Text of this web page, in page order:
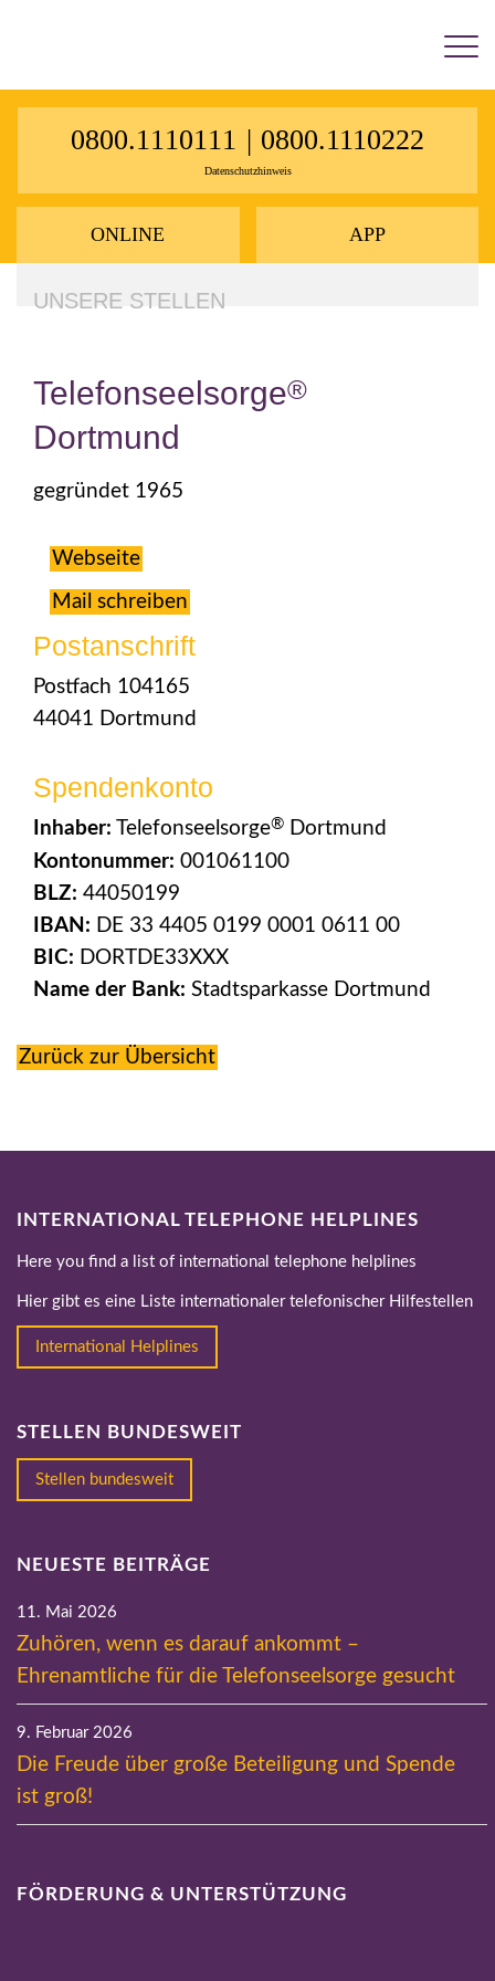
0800.1110111 | 0800.1110222
Datenschutzhinweis
ONLINE APP
UNSERE STELLEN
Telefonseelsorge®
Dortmund
gegründet 1965
Webseite
Mail schreiben
Postanschrift
Postfach 104165
44041 Dortmund
Spendenkonto
Inhaber: Telefonseelsorge® Dortmund
Kontonummer: 001061100
BLZ: 44050199
IBAN: DE 33 4405 0199 0001 0611 00
BIC: DORTDE33XXX
Name der Bank: Stadtsparkasse Dortmund
Zurück zur Übersicht
INTERNATIONAL TELEPHONE HELPLINES
Here you find a list of international telephone helplines
Hier gibt es eine Liste internationaler telefonischer Hilfestellen
International Helplines
STELLEN BUNDESWEIT
Stellen bundesweit
NEUESTE BEITRÄGE
11. Mai 2026
Zuhören, wenn es darauf ankommt –
Ehrenamtliche für die Telefonseelsorge gesucht
9. Februar 2026
Die Freude über große Beteiligung und Spende
ist groß!
FÖRDERUNG & UNTERSTÜTZUNG